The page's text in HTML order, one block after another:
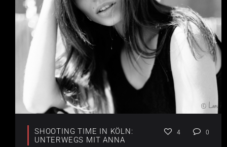
SHOOTING TIME IN KÖLN:
UNTERWEGS MIT ANNA
4 0